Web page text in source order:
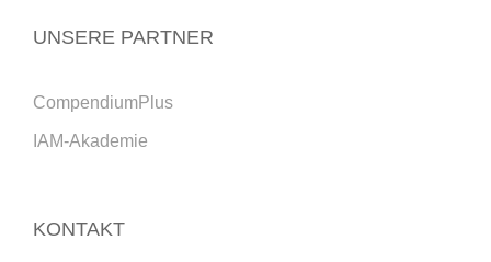
UNSERE PARTNER
CompendiumPlus
IAM-Akademie
KONTAKT